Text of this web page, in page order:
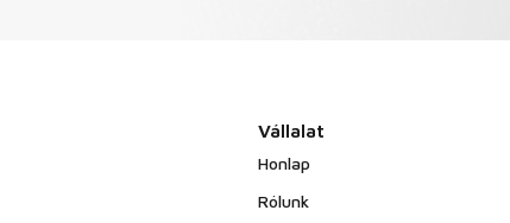
Vállalat
Honlap
Rólunk